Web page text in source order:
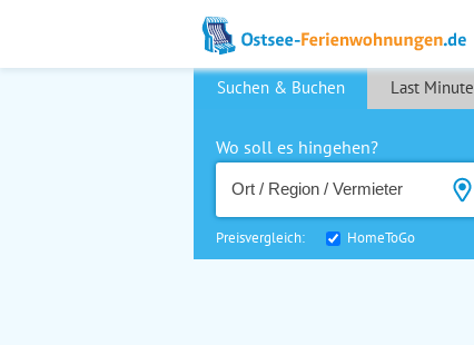
Suchen & Buchen Last Minute
Wo soll es hingehen?
Preisvergleich: HomeToGo